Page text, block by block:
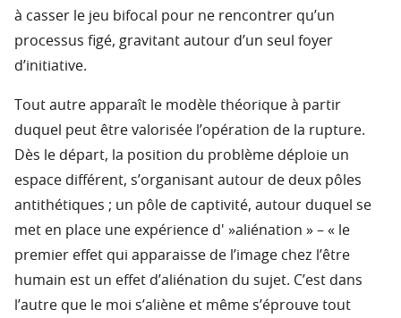
à casser le jeu bifocal pour ne rencontrer qu’un
processus figé, gravitant autour d’un seul foyer
d’initiative.
Tout autre apparaît le modèle théorique à partir
duquel peut être valorisée l’opération de la rupture.
Dès le départ, la position du problème déploie un
espace différent, s’organisant autour de deux pôles
antithétiques ; un pôle de captivité, autour duquel se
met en place une expérience d' »aliénation » – « le
premier effet qui apparaisse de l’image chez l’être
humain est un effet d’aliénation du sujet. C’est dans
l’autre que le moi s’aliène et même s’éprouve tout